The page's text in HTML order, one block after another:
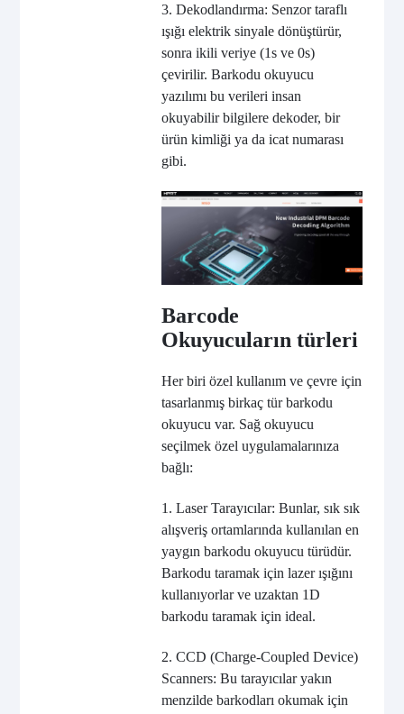
3. Dekodlandırma: Senzor taraflı
ışığı elektrik sinyale dönüştürür,
sonra ikili veriye (1s ve 0s)
çevirilir. Barkodu okuyucu
yazılımı bu verileri insan
okuyabilir bilgilere dekoder, bir
ürün kimliği ya da icat numarası
gibi.
Barcode
Okuyucuların türleri
Her biri özel kullanım ve çevre için
tasarlanmış birkaç tür barkodu
okuyucu var. Sağ okuyucu
seçilmek özel uygulamalarınıza
bağlı:
1. Laser Tarayıcılar: Bunlar, sık sık
alışveriş ortamlarında kullanılan en
yaygın barkodu okuyucu türüdür.
Barkodu taramak için lazer ışığını
kullanıyorlar ve uzaktan 1D
barkodu taramak için ideal.
2. CCD (Charge-Coupled Device)
Scanners: Bu tarayıcılar yakın
menzilde barkodları okumak için